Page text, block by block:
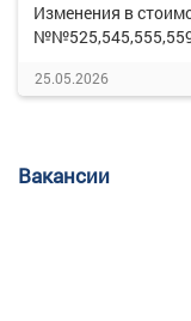
Изменения в
25.05.2026
Вакансии